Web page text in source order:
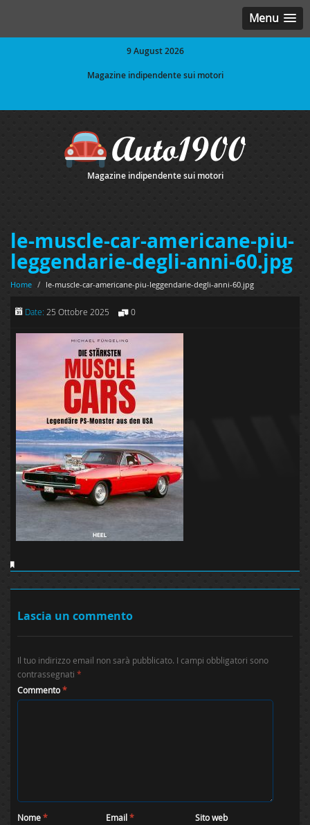
Menu
9 August 2026
Magazine indipendente sui motori
Magazine indipendente sui motori
le-muscle-car-americane-piu-
leggendarie-degli-anni-60.jpg
Home / le-muscle-car-americane-piu-leggendarie-degli-anni-60.jpg
Date: 25 Ottobre 2025 0
Lascia un commento
Il tuo indirizzo email non sarà pubblicato. I campi obbligatori sono
contrassegnati *
Commento*
Nome* Email* Sito web